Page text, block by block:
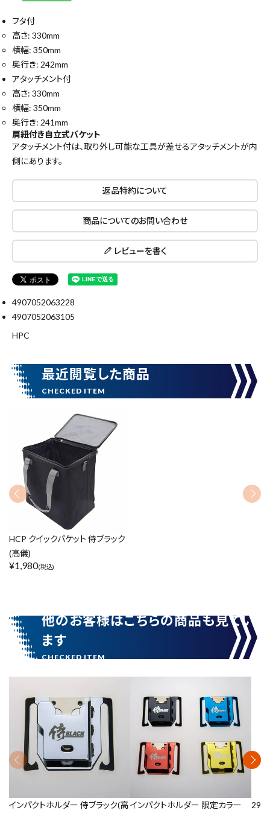
close
在庫のない商品を表示しない
リセット
フタ付
高さ: 330mm
横幅: 350mm
奥行き: 242mm
アタッチメント付
高さ: 330mm
横幅: 350mm
奥行き: 241mm
肩紐付き自立式バケット
アタッチメント付は、取り外し可能な工具が差せるアタッチメントが内
側にあります。
返品特約について
商品についてのお問い合わせ
レビューを書く
4907052063228
4907052063105
HPC
最近閲覧した商品
HCP クイックバケット 侍ブラック
(高儀)
¥1,980(税込)
他のお客様はこちらの商品も見てい
ます
インパクトホルダー 侍ブラック(高インパクトホルダー 限定カラー